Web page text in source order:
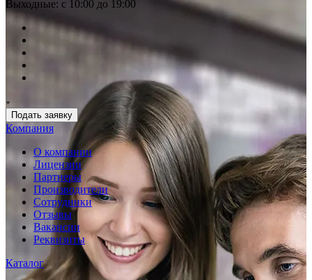
Выходные: с 10:00 до 19:00
Подать заявку
Компания
О компании
Лицензии
Партнеры
Производители
Сотрудники
Отзывы
Вакансии
Реквизиты
Каталог